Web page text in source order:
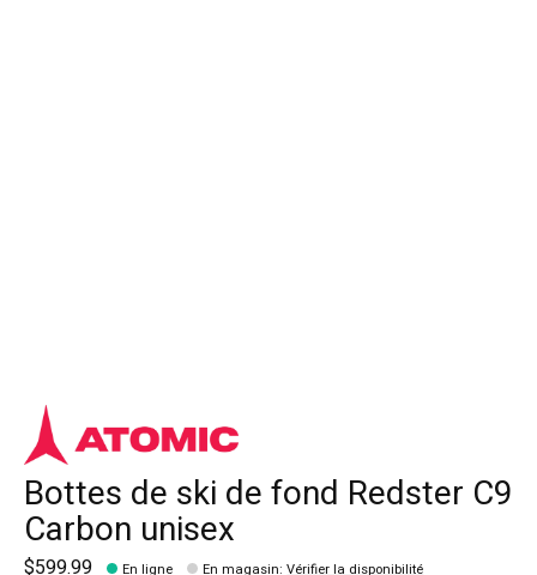
Bottes de ski de fond Redster C9
Carbon unisex
$599.99 En ligne En magasin:Vérifier la disponibilité